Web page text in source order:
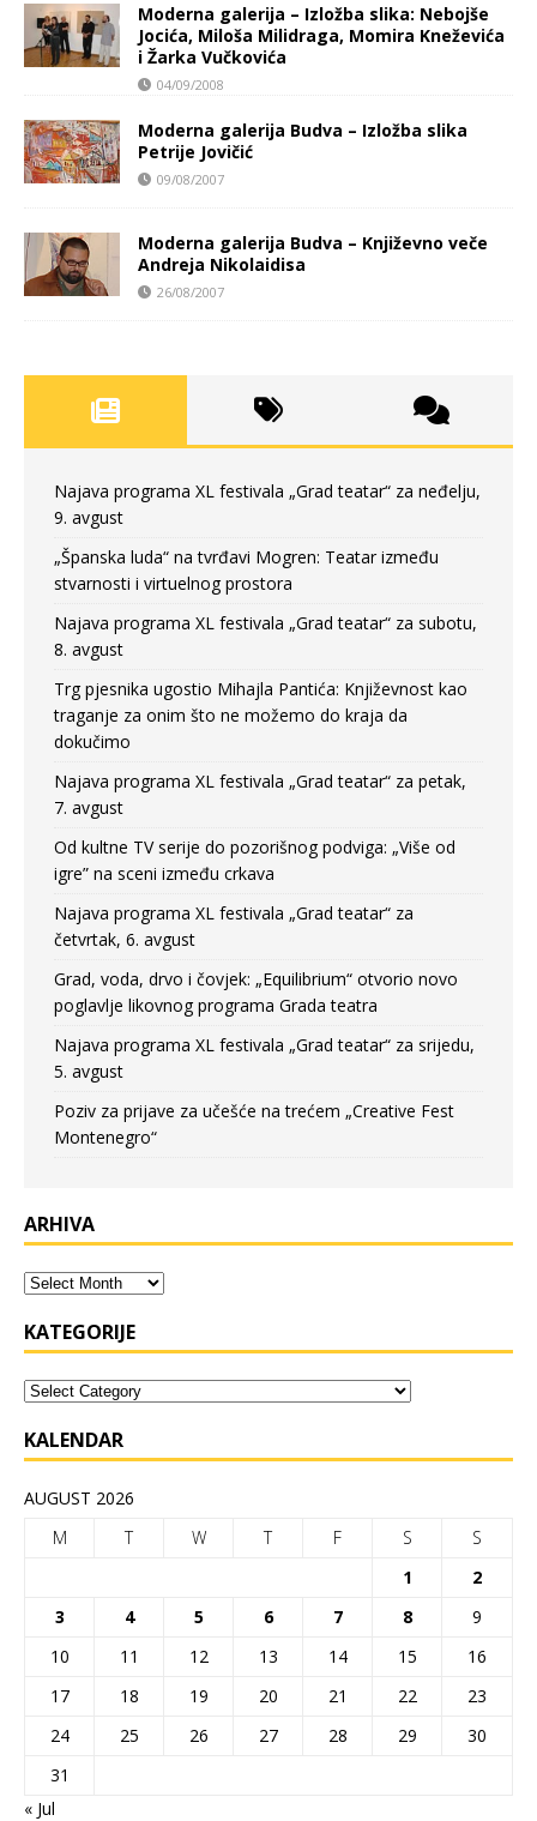
Moderna galerija – Izložba slika: Nebojše
Jocića, Miloša Milidraga, Momira Kneževića
i Žarka Vučkovića
04/09/2008
Moderna galerija Budva – Izložba slika
Petrije Jovičić
09/08/2007
Moderna galerija Budva – Književno veče
Andreja Nikolaidisa
26/08/2007
Najava programa XL festivala „Grad teatar“ za neđelju,
9. avgust
„Španska luda“ na tvrđavi Mogren: Teatar između
stvarnosti i virtuelnog prostora
Najava programa XL festivala „Grad teatar“ za subotu,
8. avgust
Trg pjesnika ugostio Mihajla Pantića: Književnost kao
traganje za onim što ne možemo do kraja da
dokučimo
Najava programa XL festivala „Grad teatar“ za petak,
7. avgust
Od kultne TV serije do pozorišnog podviga: „Više od
igre” na sceni između crkava
Najava programa XL festivala „Grad teatar“ za
četvrtak, 6. avgust
Grad, voda, drvo i čovjek: „Equilibrium“ otvorio novo
poglavlje likovnog programa Grada teatra
Najava programa XL festivala „Grad teatar“ za srijedu,
5. avgust
Poziv za prijave za učešće na trećem „Creative Fest
Montenegro“
ARHIVA
KATEGORIJE
KALENDAR
AUGUST 2026
M
T W T F S
S
1
2
3
4 5 6 7 8
9
10
11 12 13 14 15
16
17
18 19 20 21 22
23
24
25 26 27 28 29
30
31
« Jul